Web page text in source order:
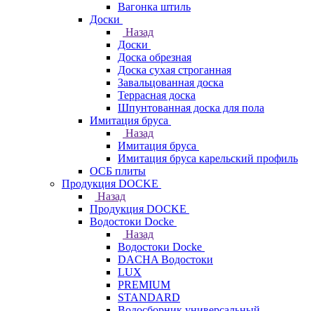
Вагонка штиль
Доски
Назад
Доски
Доска обрезная
Доска сухая строганная
Завальцованная доска
Террасная доска
Шпунтованная доска для пола
Имитация бруса
Назад
Имитация бруса
Имитация бруса карельский профиль
ОСБ плиты
Продукция DOCKE
Назад
Продукция DOCKE
Водостоки Docke
Назад
Водостоки Docke
DACHA Водостоки
LUX
PREMIUM
STANDARD